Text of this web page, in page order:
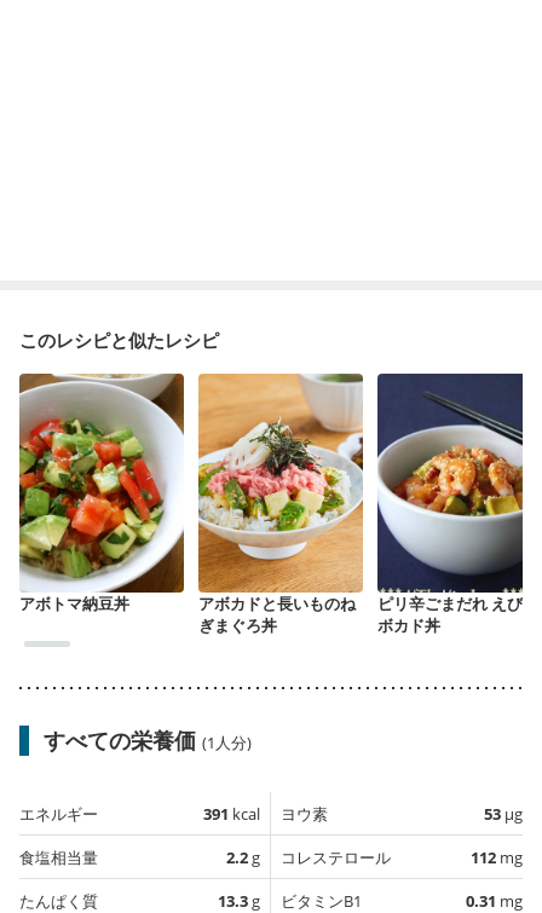
このレシピと似たレシピ
アボトマ納豆丼
アボカドと長いものね
ぎまぐろ丼
ピリ辛ごまだれ えびア
ボカド丼
すべての栄養価 (1人分)
エネルギー 391 kcal
食塩相当量
2.2g
たんぱく質
13.3g
ヨウ素 53 µg
コレステロール
112 mg
ビタミンB1
0.31 mg